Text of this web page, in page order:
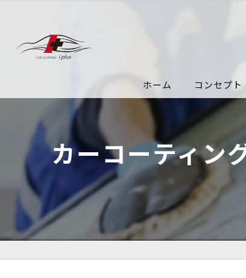
ホーム コンセプト
カーコーティン